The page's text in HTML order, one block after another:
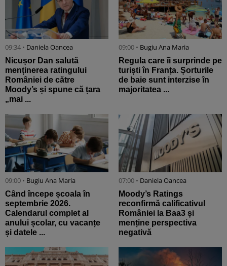
09:34 • Daniela Oancea
Nicușor Dan salută
menținerea ratingului
României de către
Moody’s și spune că țara
„mai ...
09:00 • Bugiu ⁠Ana Maria
Regula care îi surprinde pe
turiști în Franța. Șorturile
de baie sunt interzise în
majoritatea ...
09:00 • Bugiu ⁠Ana Maria
Când începe școala în
septembrie 2026.
Calendarul complet al
anului școlar, cu vacanțe
și datele ...
07:00 • Daniela Oancea
Moody’s Ratings
reconfirmă calificativul
României la Baa3 și
menține perspectiva
negativă